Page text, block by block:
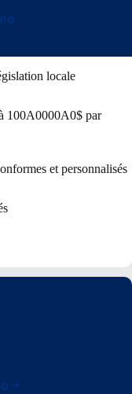
locale
100A0000A0$ par
et personnalisés